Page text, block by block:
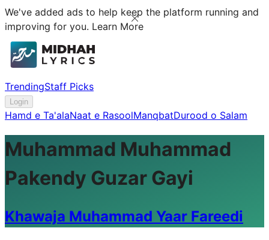
We've added ads to help keep the platform running and
improving for you. Learn More
TrendingStaff Picks
Login
Hamd e Ta'alaNaat e RasoolManqbatDurood o Salam
Muhammad Muhammad
Pakendy Guzar Gayi
Khawaja Muhammad Yaar Fareedi